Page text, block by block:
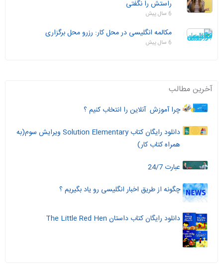
راستش را نگفتی
6 سال پیش
مکالمه انگلیسی در محل کار: رزرو محل برگزاری
6 سال پیش
آخرین مطالب
چرا آموزش آنلاین را انتخاب کنیم ؟
دانلود رایگان کتاب Solution Elementary ویرایش سوم(به
همراه کتاب کار)
عبارت 24/7
چگونه از طریق اخبار انگلیسی رو یاد بگیریم ؟
دانلود رایگان کتاب داستان The Little Red Hen